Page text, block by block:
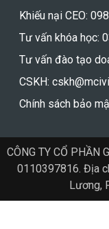
Khiếu nại CEO:
Tư vấn khóa học:
Tư vấn đào tạo
CSKH:
Chính sách bảo
CÔNG TY CỔ PHẦN
0110397816. Địa
Lương,